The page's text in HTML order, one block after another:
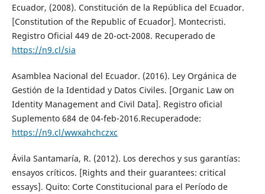
Ecuador, (2008). Constitución de la República del Ecuador.
[Constitution of the Republic of Ecuador]. Montecristi.
Registro Oficial 449 de 20-oct-2008. Recuperado de
https://n9.cl/sia
Asamblea Nacional del Ecuador. (2016). Ley Orgánica de
Gestión de la Identidad y Datos Civiles. [Organic Law on
Identity Management and Civil Data]. Registro oficial
Suplemento 684 de 04-feb-2016.Recuperadode:
https://n9.cl/wwxahchczxc
Ávila Santamaría, R. (2012). Los derechos y sus garantías:
ensayos críticos. [Rights and their guarantees: critical
essays]. Quito: Corte Constitucional para el Período de